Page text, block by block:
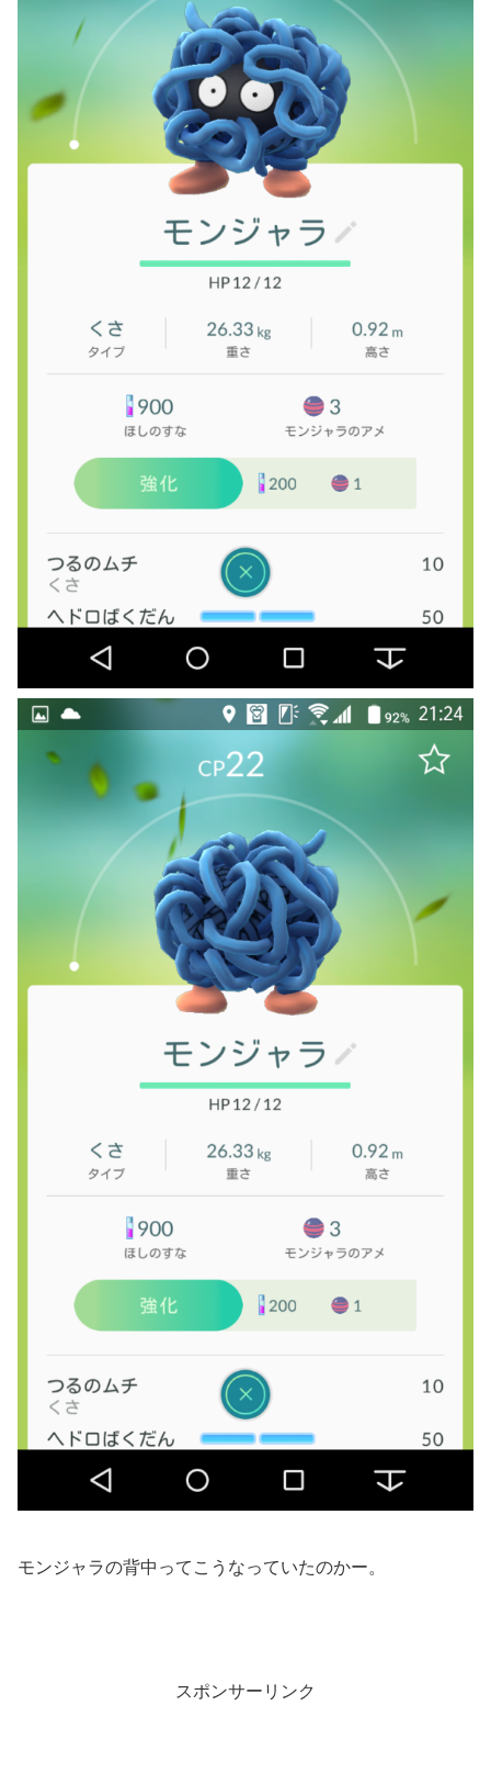
モンジャラの背中ってこうなっていたのかー。
スポンサーリンク